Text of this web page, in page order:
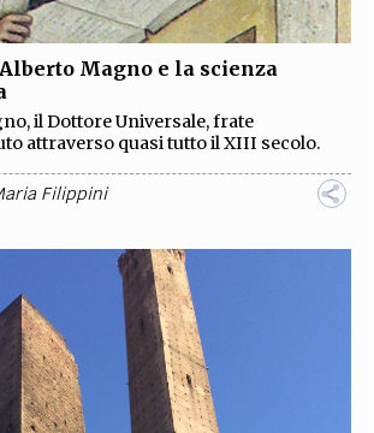
Magno e la scienza
il Dottore Universale, frate
attraverso quasi tutto il XIII secolo.
Filippini